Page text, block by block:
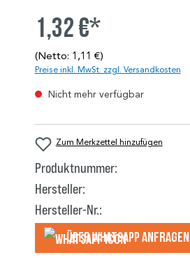
1,32 €*
(Netto: 1,11 €)
Preise inkl. MwSt. zzgl. Versandkosten
Nicht mehr verfügbar
Zum Merkzettel hinzufügen
Produktnummer:
Hersteller:
Hersteller-Nr.:
Über WhatsApp anfragеn